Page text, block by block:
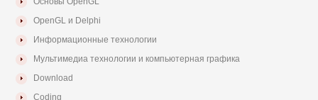
OpenGL и Delphi
Информационные технологии
Мультимедиа технологии и компьютерная графика
Download
Coding